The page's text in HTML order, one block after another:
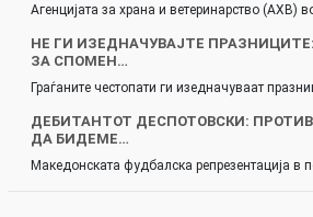
Агенцијата за храна и ветеринарство (АХВ)
НЕ ГИ ИЗЕДНАЧУВАЈТЕ
ЗА СПОМЕН…
Граѓаните честопати ги изедначуваат
ДЕБИТАНТОТ ДЕСПОТОВСКИ:
ДА БИДЕМЕ…
Македонската фудбалска репрезентација в